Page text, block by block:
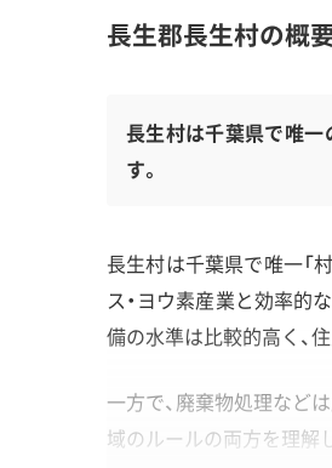
長生郡長生村の概
長生村は千葉県で唯一
す。
長生村は千葉県で唯一「
ス・ヨウ素産業と効率的
備の水準は比較的高く、
一方で、廃棄物処理など
域のルールの両方を理解